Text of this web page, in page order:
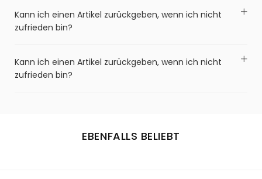
Kann ich einen Artikel zurückgeben, wenn ich nicht
zufrieden bin?
Kann ich einen Artikel zurückgeben, wenn ich nicht
zufrieden bin?
EBENFALLS BELIEBT